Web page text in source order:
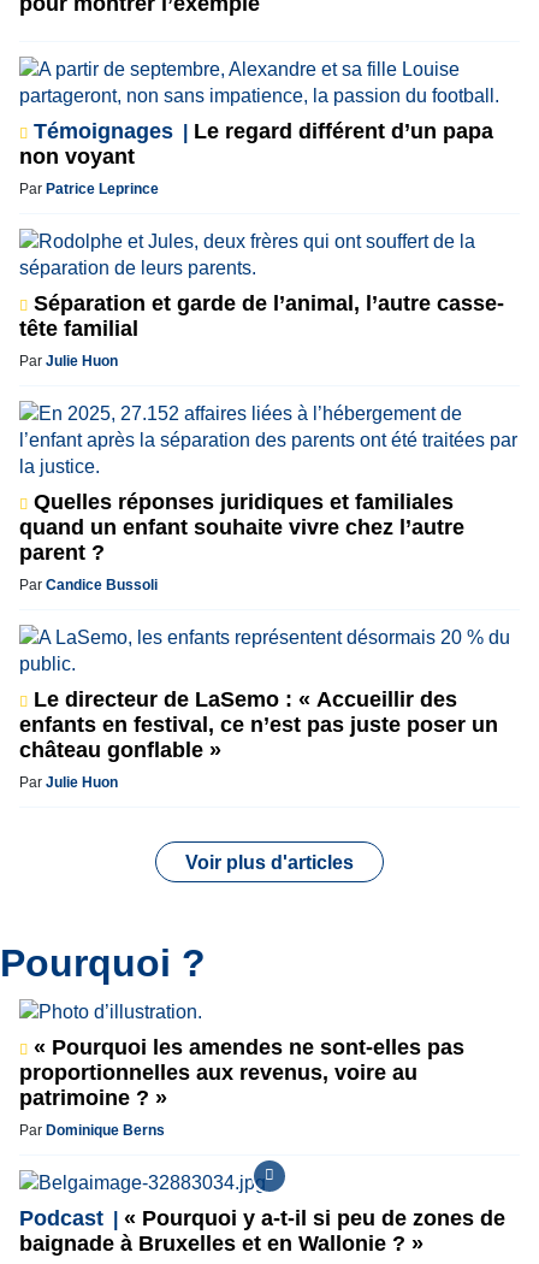
Témoignages
Le regard différent d’un papa
non voyant
Par Patrice Leprince
Séparation et garde de l’animal, l’autre casse-
tête familial
Par Julie Huon
Quelles réponses juridiques et familiales
quand un enfant souhaite vivre chez l’autre
parent ?
Par Candice Bussoli
Le directeur de LaSemo : « Accueillir des
enfants en festival, ce n’est pas juste poser un
château gonflable »
Par Julie Huon
Voir plus d'articles
Pourquoi ?
« Pourquoi les amendes ne sont-elles pas
proportionnelles aux revenus, voire au
patrimoine ? »
Par Dominique Berns
Podcast
« Pourquoi y a-t-il si peu de zones de
baignade à Bruxelles et en Wallonie ? »